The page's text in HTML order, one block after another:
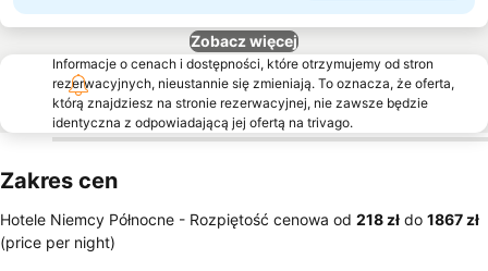
Zobacz więcej
Informacje o cenach i dostępności, które otrzymujemy od stron
rezerwacyjnych, nieustannie się zmieniają. To oznacza, że oferta,
którą znajdziesz na stronie rezerwacyjnej, nie zawsze będzie
identyczna z odpowiadającą jej ofertą na trivago.
Zakres cen
Hotele Niemcy Północne - Rozpiętość cenowa od ‎218 zł do ‎1867 zł
(price per night)